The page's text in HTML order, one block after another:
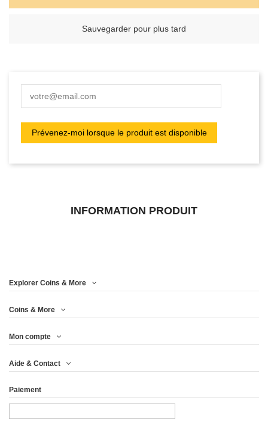
Sauvegarder pour plus tard
INFORMATION PRODUIT
Explorer Coins & More
Coins & More
Mon compte
Aide & Contact
Paiement